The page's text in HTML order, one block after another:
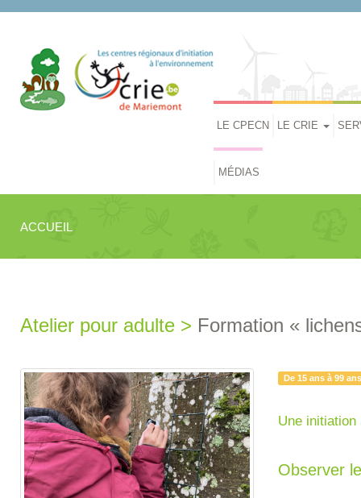
LE CPECN LE CRIE
MÉDIAS
ACCUEIL
Atelier pour adulte > Formation «
De 15 ans à 99 ans
Une
Observer